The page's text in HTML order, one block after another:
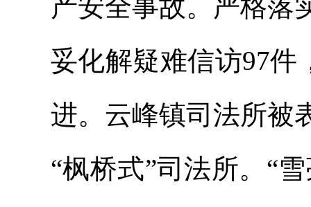
产安全事故。严格落
妥化解疑难信访97件
进。云峰镇司法所被
“枫桥式”司法所。“